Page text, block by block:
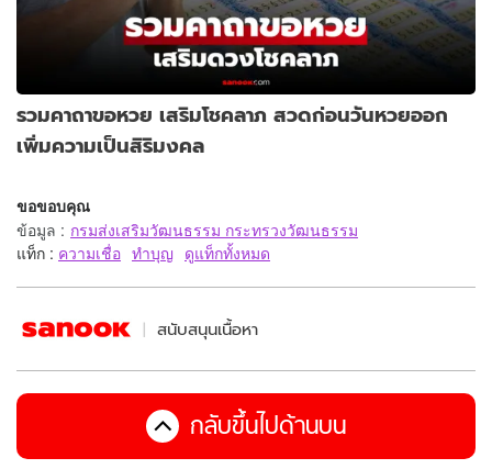
รวมคาถาขอหวย เสริมโชคลาภ สวดก่อนวันหวยออก
เพิ่มความเป็นสิริมงคล
ขอขอบคุณ
ข้อมูล : กรมส่งเสริมวัฒนธรรม กระทรวงวัฒนธรรม
แท็ก : ความเชื่อ ทำบุญ ดูแท็กทั้งหมด
สนับสนุนเนื้อหา
กลับขึ้นไปด้านบน